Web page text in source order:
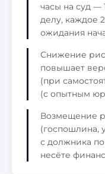
часы на суд —
делу, каждое
ожидания
Снижение
повышает
(при
(с опытным
Возмещение
(госпошлина,
с должника
несёте